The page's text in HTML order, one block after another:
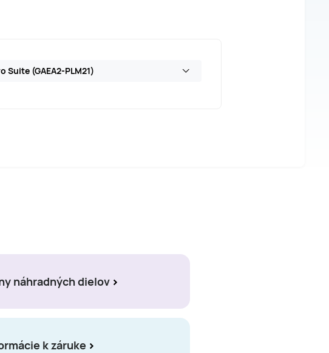
Suite (GAEA2-PLM21)
náhradných dielov
k záruke